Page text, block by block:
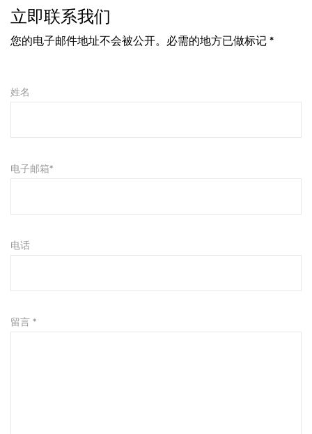
立即联系我们
您的电子邮件地址不会被公开。必需的地方已做标记 *
姓名
电子邮箱*
电话
留言 *